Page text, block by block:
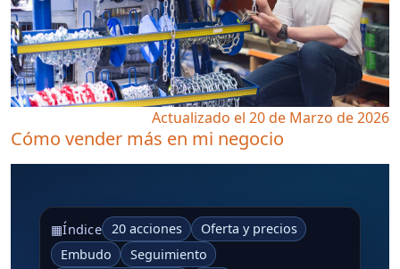
Actualizado el 20 de Marzo de 2026
Cómo vender más en mi negocio
▦Índice 20 acciones
Oferta y precios
Embudo
Seguimiento